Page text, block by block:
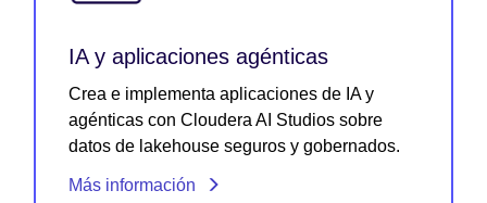
IA y aplicaciones agénticas
Crea e implementa aplicaciones de IA y
agénticas con Cloudera AI Studios sobre
datos de lakehouse seguros y gobernados.
Más información